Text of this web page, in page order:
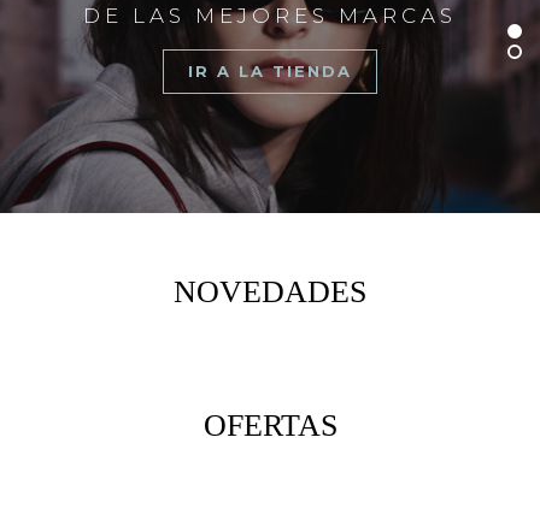
DE LAS MEJORES MARCAS
IR A LA TIENDA
NOVEDADES
OFERTAS